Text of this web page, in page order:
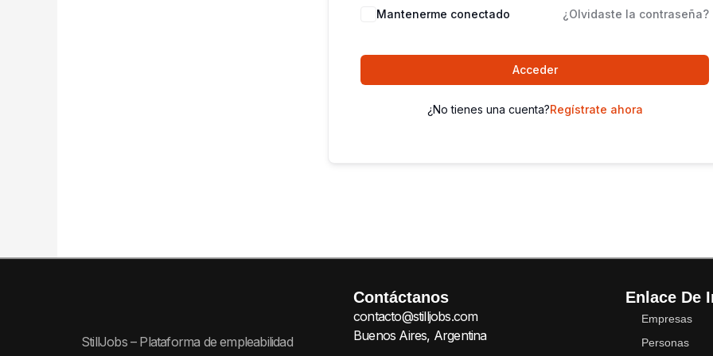
Mantenerme conectado ¿Olvidaste la contraseña?
Acceder
¿No tienes una cuenta?Regístrate ahora
StillJobs – Plataforma de empleabilidad
Contáctanos
contacto@stilljobs.com
Buenos Aires, Argentina
Enlace De
Empresas
Personas